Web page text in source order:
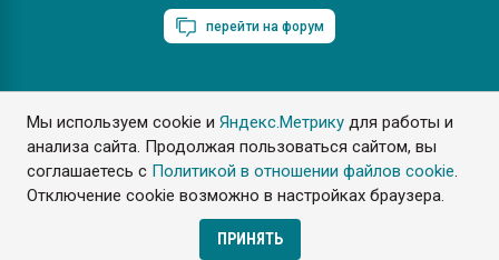
Мы используем cookie иЯндекс.Метрику для работы и
анализа сайта. Продолжая пользоваться сайтом, вы
соглашаетесь с Политикой в отношении файлов cookie.
Отключение cookie возможно в настройках браузера.
ПРИНЯТЬ
перейти на форум
ПластЭксперт © 2006. Все права защищены
Разрешается копирование материалов сайта с обязательной
ссылкой на www.e-plastic.ru
Разработка сайта